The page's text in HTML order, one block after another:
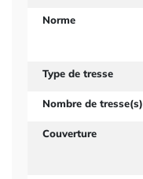
Norme
Type de tresse
Nombre de tresse(s)
Couverture